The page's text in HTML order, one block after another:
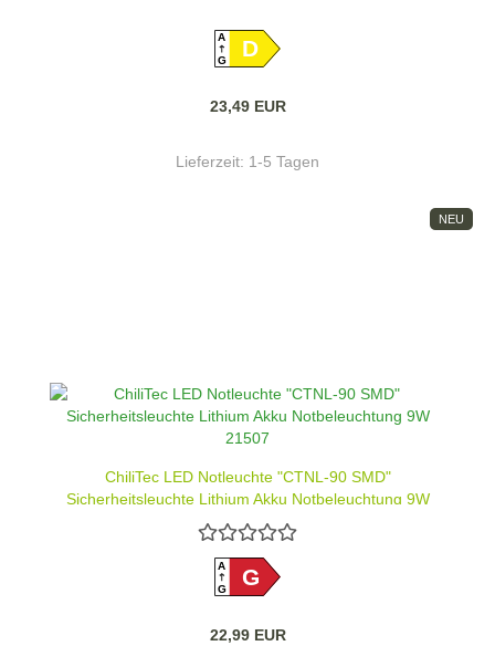
A
GD
23,49 EUR
Lieferzeit: 1-5 Tagen
NEU
ChiliTec LED Notleuchte "CTNL-90 SMD"
Sicherheitsleuchte Lithium Akku Notbeleuchtung 9W
21507
A
GG
22,99 EUR